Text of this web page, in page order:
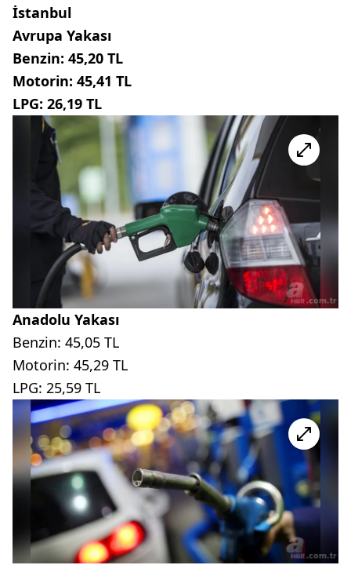
İstanbul
Avrupa Yakası
Benzin: 45,20 TL
Motorin: 45,41 TL
LPG: 26,19 TL
Anadolu Yakası
Benzin: 45,05 TL
Motorin: 45,29 TL
LPG: 25,59 TL